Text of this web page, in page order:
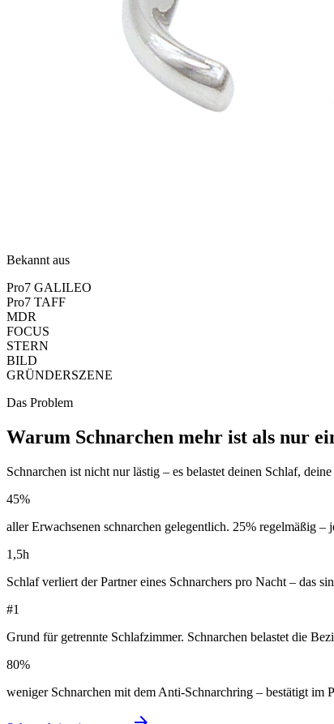
Bekannt aus
Pro7 GALILEO
Pro7 TAFF
MDR
FOCUS
STERN
BILD
GRÜNDERSZENE
Das Problem
Warum Schnarchen mehr ist als nur
Schnarchen ist nicht nur lästig – es belastet deinen Schlaf,
45%
aller Erwachsenen schnarchen gelegentlich. 25% regelmäßig –
1,5h
Schlaf verliert der Partner eines Schnarchers pro Nacht – das
#1
Grund für getrennte Schlafzimmer. Schnarchen belastet die
80%
weniger Schnarchen mit dem Anti-Schnarchring – bestätigt im